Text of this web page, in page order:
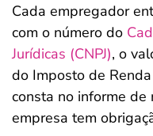
Cada empregador
com o número do
Jurídicas (CNPJ), o
do Imposto de
consta no informe de
empresa tem